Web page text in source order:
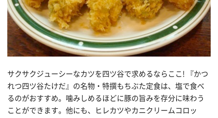
サクサクジューシーなカツを四ツ谷で求めるならここ! 『かつ
れつ四ツ谷たけだ』の名物・特撰もちぶた定食は、塩で食べ
るのがおすすめ。噛みしめるほどに豚の旨みを存分に味わう
ことができます。他にも、ヒレカツやカニクリームコロッ